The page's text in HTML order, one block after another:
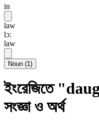
in
law
lɔ:
law
Noun (1)
ইংরেজিতে
সংজ্ঞা ও অর্থ